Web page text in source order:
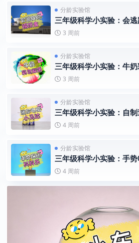
分龄实验馆
三年级科学小实验：会
斥力趣味科普
3 周前
分龄实验馆
三年级科学小实验：牛
体色彩趣味科普
3 周前
分龄实验馆
三年级科学小实验：自
4 周前
分龄实验馆
三年级科学小实验：手
4 周前